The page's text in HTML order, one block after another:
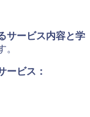
サービス内容と学
。
ービス：